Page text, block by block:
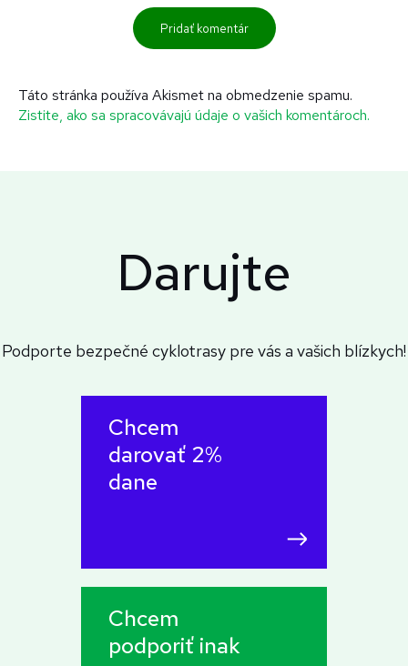
Táto stránka používa Akismet na obmedzenie spamu.
Zistite, ako sa spracovávajú údaje o vašich komentároch.
Darujte
Podporte bezpečné cyklotrasy pre vás a vašich blízkych!
Chcem
darovať 2%
dane
Chcem
podporiť inak